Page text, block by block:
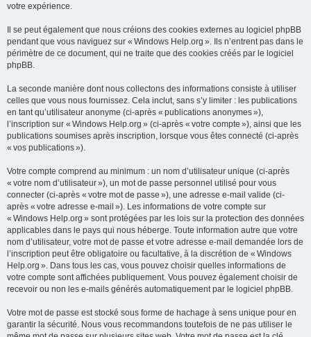
votre expérience.
Il se peut également que nous créions des cookies externes au logiciel phpBB
pendant que vous naviguez sur « Windows Help.org ». Ils n’entrent pas dans le
périmètre de ce document, qui ne traite que des cookies créés par le logiciel
phpBB.
La seconde manière dont nous collectons des informations consiste à utiliser
celles que vous nous fournissez. Cela inclut, sans s’y limiter : les publications
en tant qu’utilisateur anonyme (ci-après « publications anonymes »),
l’inscription sur « Windows Help.org » (ci-après « votre compte »), ainsi que les
publications soumises après inscription, lorsque vous êtes connecté (ci-après
« vos publications »).
Votre compte comprend au minimum : un nom d’utilisateur unique (ci-après
« votre nom d’utilisateur »), un mot de passe personnel utilisé pour vous
connecter (ci-après « votre mot de passe »), une adresse e-mail valide (ci-
après « votre adresse e-mail »). Les informations de votre compte sur
« Windows Help.org » sont protégées par les lois sur la protection des données
applicables dans le pays qui nous héberge. Toute information autre que votre
nom d’utilisateur, votre mot de passe et votre adresse e-mail demandée lors de
l’inscription peut être obligatoire ou facultative, à la discrétion de « Windows
Help.org ». Dans tous les cas, vous pouvez choisir quelles informations de
votre compte sont affichées publiquement. Vous pouvez également choisir de
recevoir ou non les e-mails générés automatiquement par le logiciel phpBB.
Votre mot de passe est stocké sous forme de hachage à sens unique pour en
garantir la sécurité. Nous vous recommandons toutefois de ne pas utiliser le